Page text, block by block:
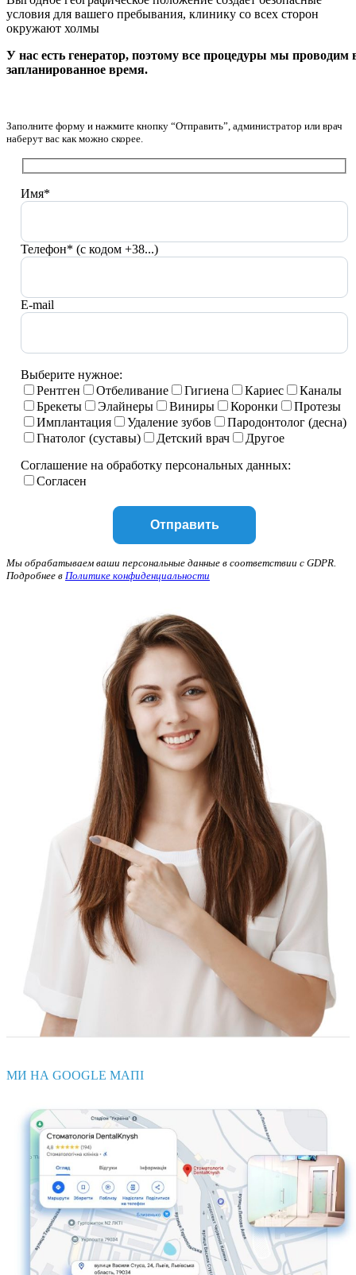
условия для вашего пребывания, клинику со всех сторон
окружают холмы
У нас есть генератор, поэтому все процедуры мы проводим
запланированное время.
Заполните форму и нажмите кнопку “Отправить”, администратор или врач
наберут вас как можно скорее.
Имя*
Телефон* (с кодом +38...)
E-mail
Выберите нужное:
Рентген
Отбеливание Гигиена Кариес
Каналы
Брекеты
Элайнеры Виниры Коронки
Протезы
Имплантация
Удаление зубов
Пародонтолог (десна)
Гнатолог (суставы)
Детский врач
Другое
Соглашение на обработку персональных данных:
Согласен
Мы обрабатываем ваши персональные данные в соответствии с GDPR.
Подробнее в Политике конфиденциальности
МИ НА GOOGLE МАПІ